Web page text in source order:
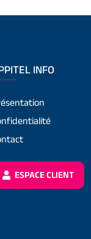
INFO
ESPACE CLIENT